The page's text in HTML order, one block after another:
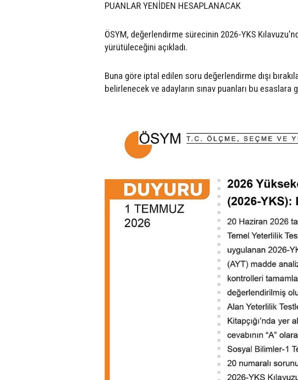
PUANLAR YENİDEN HESAPLANACAK
ÖSYM, değerlendirme sürecinin 2026-YKS
yürütüleceğini açıkladı.
Buna göre iptal edilen soru değerlendirme dışı
belirlenecek ve adayların sınav puanları bu esaslara